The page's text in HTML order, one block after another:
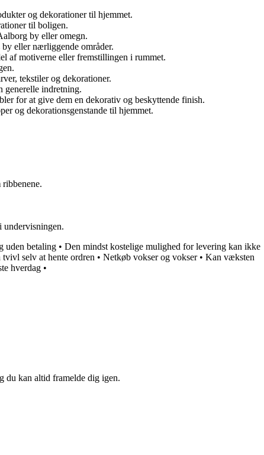
og dekorationer til hjemmet.
til boligen.
by eller omegn.
eller nærliggende områder.
af motiverne eller fremstillingen i rummet.
tekstiler og dekorationer.
generelle indretning.
for at give dem en dekorativ og beskyttende finish.
og dekorationsgenstande til hjemmet.
uden betaling • Den mindst kostelige mulighed for levering kan ikke
selv at hente ordren • Netkøb vokser og vokser• Kan væksten
hverdag •
du kan altid framelde dig igen.